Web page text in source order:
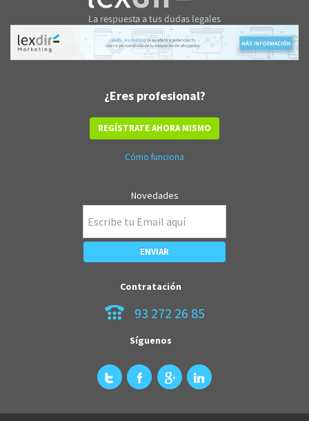
¿Eres profesional?
REGÍSTRATE AHORA MISMO
Cómo funciona
Novedades
Contratación
93 272 26 85
Síguenos